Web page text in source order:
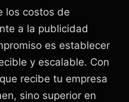
los costos de
a la publicidad
es establecer
y escalable. Con
recibe tu empresa
sino superior en